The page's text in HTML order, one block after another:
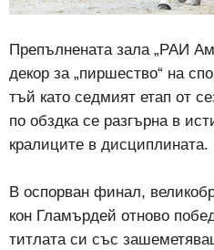
Препълнената зала „РАИ
декор за „пиршество“ на
тъй като седмият етап от
по обздка се разгърна в
кралиците в дисциплината.
В оспорван финал,
кон Гламърдей отново
титлата си със